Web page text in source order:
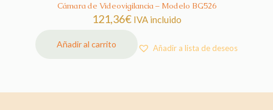
Cámara de Videovigilancia – Modelo BG526
121,36€ IVA incluido
Añadir al carrito Añadir a lista de deseos